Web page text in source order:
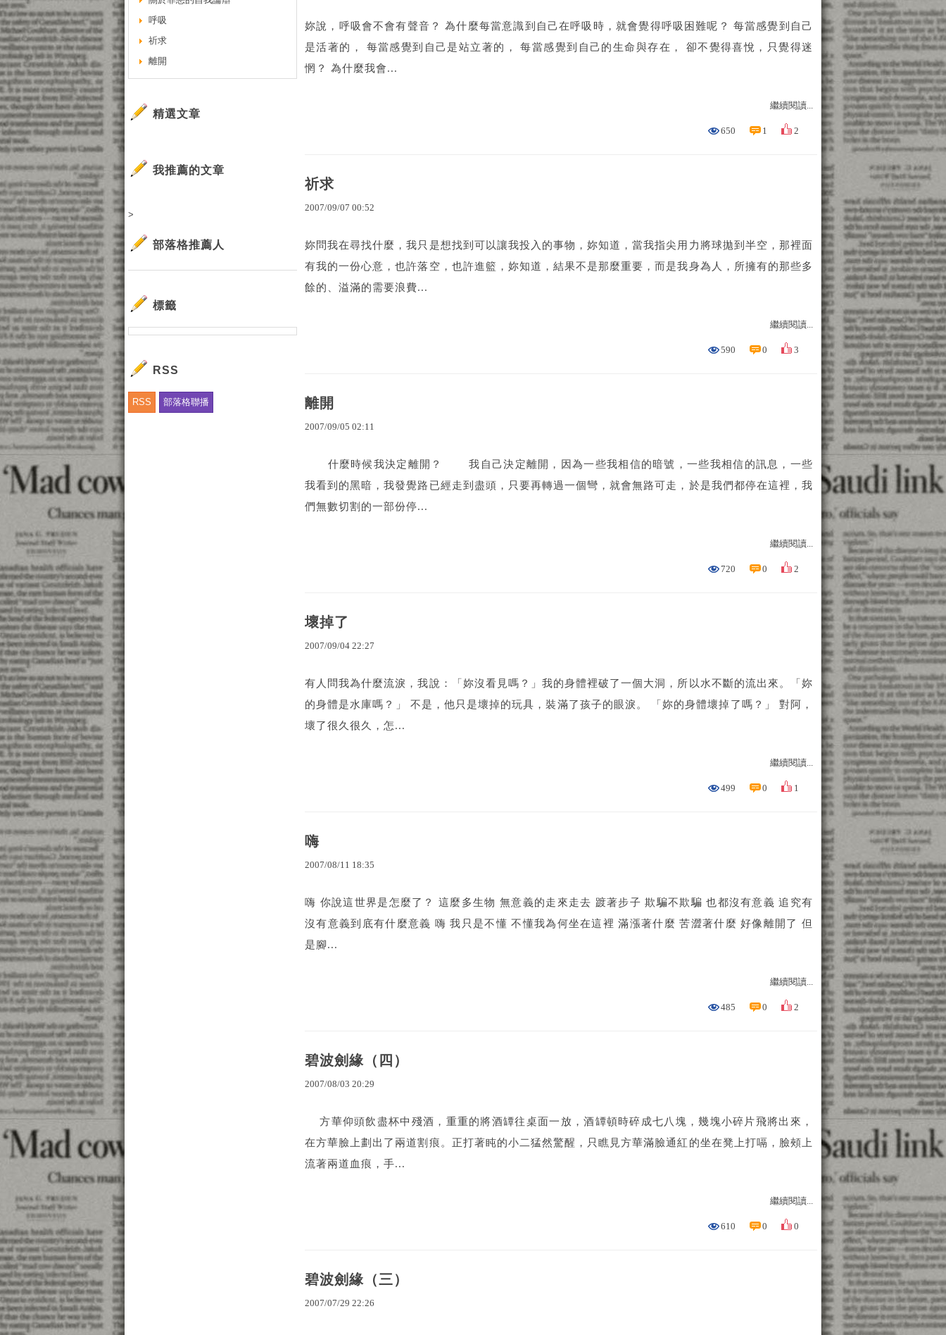
妳說，呼吸會不會有聲音？ 為什麼每當意識到自己在呼吸時，就會覺得呼吸困難呢？ 每當感覺到自己
是活著的， 每當感覺到自己是站立著的， 每當感覺到自己的生命與存在， 卻不覺得喜悅，只覺得迷
惘？ 為什麼我會...
繼續閱讀...
650 1 2
祈求
2007/09/07 00:52
妳問我在尋找什麼，我只是想找到可以讓我投入的事物，妳知道，當我指尖用力將球拋到半空，那裡面
有我的一份心意，也許落空，也許進籃，妳知道，結果不是那麼重要，而是我身為人，所擁有的那些多
餘的、溢滿的需要浪費...
繼續閱讀...
590 0 3
離開
2007/09/05 02:11
什麼時候我決定離開？ 我自己決定離開，因為一些我相信的暗號，一些我相信的訊息，一些
我看到的黑暗，我發覺路已經走到盡頭，只要再轉過一個彎，就會無路可走，於是我們都停在這裡，我
們無數切割的一部份停...
繼續閱讀...
720 0 2
壞掉了
2007/09/04 22:27
有人問我為什麼流淚，我說：「妳沒看見嗎？」我的身體裡破了一個大洞，所以水不斷的流出來。「妳
的身體是水庫嗎？」 不是，他只是壞掉的玩具，裝滿了孩子的眼淚。 「妳的身體壞掉了嗎？」 對阿，
壞了很久很久，怎...
繼續閱讀...
499 0 1
嗨
2007/08/11 18:35
嗨 你說這世界是怎麼了？ 這麼多生物 無意義的走來走去 踱著步子 欺騙不欺騙 也都沒有意義 追究有
沒有意義到底有什麼意義 嗨 我只是不懂 不懂我為何坐在這裡 滿漲著什麼 苦澀著什麼 好像離開了 但
是腳...
繼續閱讀...
485 0 2
碧波劍緣（四）
2007/08/03 20:29
方華仰頭飲盡杯中殘酒，重重的將酒罈往桌面一放，酒罈頓時碎成七八塊，幾塊小碎片飛將出來，
在方華臉上劃出了兩道割痕。正打著盹的小二猛然驚醒，只瞧見方華滿臉通紅的坐在凳上打嗝，臉頰上
流著兩道血痕，手...
繼續閱讀...
610 0 0
碧波劍緣（三）
2007/07/29 22:26
呼吸
祈求
離開
精選文章
我推薦的文章
>
部落格推薦人
標籤
RSS
RSS 部落格聯播